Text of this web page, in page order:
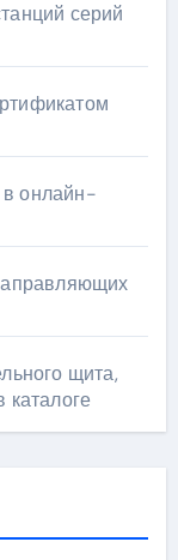
серий
онлайн-
щита,